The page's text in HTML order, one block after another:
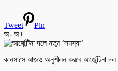
Tweet
Pin
অ- অ+
কানসাসে আজও অনুশীলন করবে আর্জেন্টিনা